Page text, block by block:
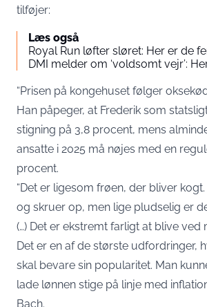
tilføjer:
Læs også
Royal Run løfter sløret: Her er de
DMI melder om ‘voldsomt vejr’:
“Prisen på kongehuset følger
Han påpeger, at Frederik som
stigning på 3,8 procent, mens
ansatte i 2025 må nøjes med en
procent.
“Det er ligesom frøen, der bliver
og skruer op, men lige pludselig er
(…) Det er ekstremt farligt at blive ved
Det er en af de største udfordringer,
skal bevare sin popularitet. Man
lade lønnen stige på linje med
Bach.